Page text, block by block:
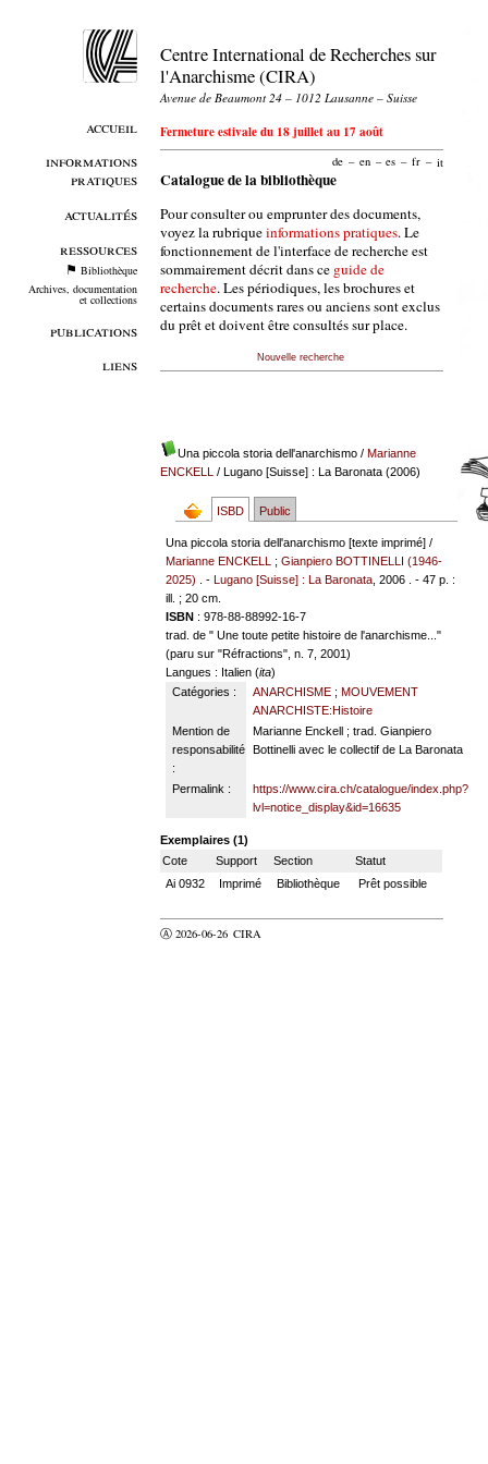
accueil
informations
pratiques
actualités
ressources
Bibliothèque
Archives, documentation
et collections
publications
liens
Centre International de Recherches sur
l'Anarchisme (CIRA)
Avenue de Beaumont 24 – 1012 Lausanne – Suisse
Fermeture estivale du 18 juillet au 17 août
de – en – es – fr – it
Catalogue de la bibliothèque
Pour consulter ou emprunter des documents,
voyez la rubriqueinformations pratiques. Le
fonctionnement de l'interface de recherche est
sommairement décrit dans ce guide de
recherche. Les périodiques, les brochures et
certains documents rares ou anciens sont exclus
du prêt et doivent être consultés sur place.
Nouvelle recherche
Una piccola storia dell'anarchismo/ Marianne
ENCKELL / Lugano [Suisse] : La Baronata (2006)
ISBD Public
Una piccola storia dell'anarchismo [texte imprimé] /
Marianne ENCKELL
;Gianpiero BOTTINELLI (1946-
2025)
. -Lugano [Suisse] : La Baronata , 2006 . - 47 p. :
ill. ; 20 cm.
ISBN : 978-88-88992-16-7
trad. de " Une toute petite histoire de l'anarchisme..."
(paru sur "Réfractions", n. 7, 2001)
Langues : Italien (ita)
Catégories :
ANARCHISME; MOUVEMENT
ANARCHISTE:Histoire
Mention de
responsabilité
:
Marianne Enckell ; trad. Gianpiero
Bottinelli avec le collectif de La Baronata
Permalink :
https://www.cira.ch/catalogue/index.php?
lvl=notice_display&id=16635
Exemplaires (1)
Cote
Support Section
Statut
Ai 0932
Imprimé Bibliothèque Prêt possible
Ⓐ 2026-06-26 CIRA